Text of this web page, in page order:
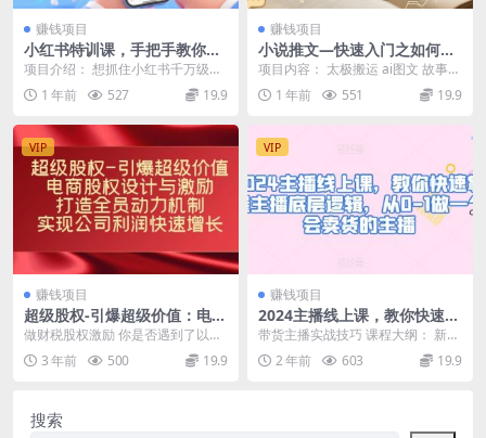
赚钱项目
小红书特训课，手把手教你掌
握小红书运营全流程，实现流
项目介绍： 想抓住小红书千万级流
量红利?课程从0 基础起，程围绕账
号定位、爆款选...
1 年前 527 19.9
赚钱项目
小说推文—快速入门之如何抄
，小说推文项目规划
项目内容： 太极搬运 ai图文 故事混
剪玩法 新人伙伴如何高效学习 转化
篇 长文...
1 年前 551 19.9
VIP
赚钱项目
超级股权-引爆超级价值：电商
股权设计与激励：打造全员动
力机制 实现公司利润快速增长
做财税股权激励 你是否遇到了以下
问题? 当你想给公司导入股权激励，
不知道什么时候...
3 年前 500 19.9
VIP
赚钱项目
2024主播线上课，教你快速掌
握主播底层逻辑，从0-1做一
个会卖货的主播
带货主播实战技巧 课程大纲： 新手
小白必须知道的底层逻辑 暴躁迪迪
教你如何开场留...
2 年前 603 19.9
搜索